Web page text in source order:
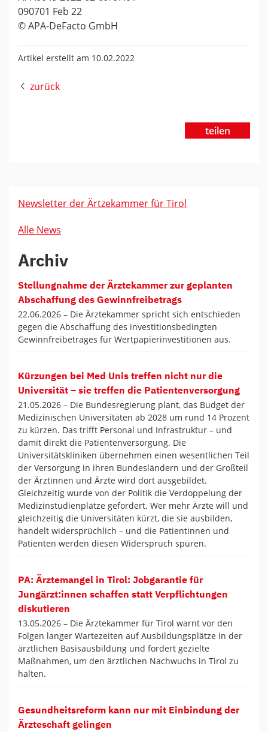
090701 Feb 22
© APA-DeFacto GmbH
Artikel erstellt am 10.02.2022
zurück
teilen
Newsletter der Ärtzekammer für Tirol
Alle News
Archiv
Stellungnahme der Ärztekammer zur geplanten
Abschaffung des Gewinnfreibetrags
22.06.2026 – Die Ärztekammer spricht sich entschieden
gegen die Abschaffung des investitionsbedingten
Gewinnfreibetrages für Wertpapierinvestitionen aus.
Kürzungen bei Med Unis treffen nicht nur die
Universität – sie treffen die Patientenversorgung
21.05.2026 – Die Bundesregierung plant, das Budget der
Medizinischen Universitäten ab 2028 um rund 14 Prozent
zu kürzen. Das trifft Personal und Infrastruktur – und
damit direkt die Patientenversorgung. Die
Universitätskliniken übernehmen einen wesentlichen Teil
der Versorgung in ihren Bundesländern und der Großteil
der Ärztinnen und Ärzte wird dort ausgebildet.
Gleichzeitig wurde von der Politik die Verdoppelung der
Medizinstudienplätze gefordert. Wer mehr Ärzte will und
gleichzeitig die Universitäten kürzt, die sie ausbilden,
handelt widersprüchlich – und die Patientinnen und
Patienten werden diesen Widerspruch spüren.
PA: Ärztemangel in Tirol: Jobgarantie für
Jungärzt:innen schaffen statt Verpflichtungen
diskutieren
13.05.2026 – Die Ärztekammer für Tirol warnt vor den
Folgen langer Wartezeiten auf Ausbildungsplätze in der
ärztlichen Basisausbildung und fordert gezielte
Maßnahmen, um den ärztlichen Nachwuchs in Tirol zu
halten.
Gesundheitsreform kann nur mit Einbindung der
Ärzteschaft gelingen